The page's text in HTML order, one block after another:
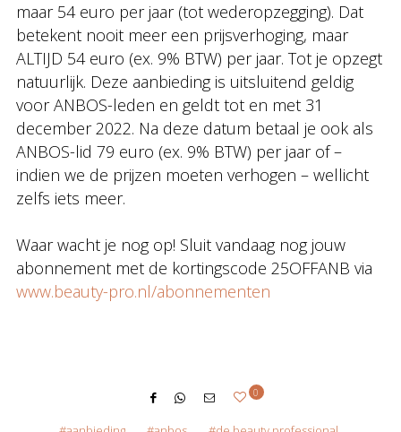
maar 54 euro per jaar (tot wederopzegging). Dat
betekent nooit meer een prijsverhoging, maar
ALTIJD 54 euro (ex. 9% BTW) per jaar. Tot je opzegt
natuurlijk. Deze aanbieding is uitsluitend geldig
voor ANBOS-leden en geldt tot en met 31
december 2022. Na deze datum betaal je ook als
ANBOS-lid 79 euro (ex. 9% BTW) per jaar of –
indien we de prijzen moeten verhogen – wellicht
zelfs iets meer.
Waar wacht je nog op! Sluit vandaag nog jouw
abonnement met de kortingscode 25OFFANB via
www.beauty-pro.nl/abonnementen
0